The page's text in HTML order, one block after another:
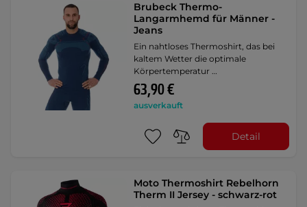
Brubeck Thermo-
Langarmhemd für Männer -
Jeans
Ein nahtloses Thermoshirt, das bei
kaltem Wetter die optimale
Körpertemperatur …
63,90 €
ausverkauft
Detail
Moto Thermoshirt Rebelhorn
Therm II Jersey - schwarz-rot